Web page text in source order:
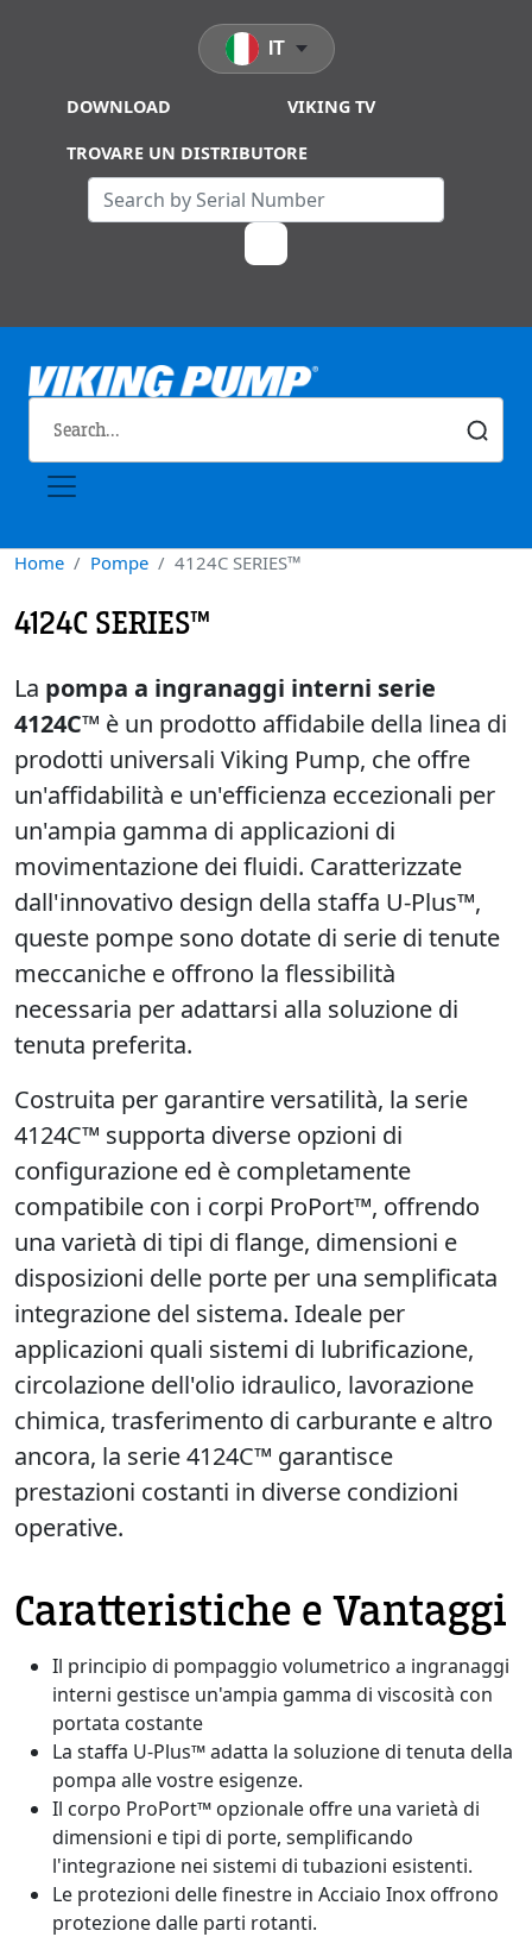
DOWNLOAD VIKING TV
TROVARE UN DISTRIBUTORE
IT
Home Pompe 4124C SERIES™
4124C SERIES™
La pompa a ingranaggi interni serie
4124C™ è un prodotto affidabile della linea di
prodotti universali Viking Pump, che offre
un'affidabilità e un'efficienza eccezionali per
un'ampia gamma di applicazioni di
movimentazione dei fluidi. Caratterizzate
dall'innovativo design della staffa U-Plus™,
queste pompe sono dotate di serie di tenute
meccaniche e offrono la flessibilità
necessaria per adattarsi alla soluzione di
tenuta preferita.
Costruita per garantire versatilità, la serie
4124C™ supporta diverse opzioni di
configurazione ed è completamente
compatibile con i corpi ProPort™, offrendo
una varietà di tipi di flange, dimensioni e
disposizioni delle porte per una semplificata
integrazione del sistema. Ideale per
applicazioni quali sistemi di lubrificazione,
circolazione dell'olio idraulico, lavorazione
chimica, trasferimento di carburante e altro
ancora, la serie 4124C™ garantisce
prestazioni costanti in diverse condizioni
operative.
Caratteristiche e Vantaggi
Il principio di pompaggio volumetrico a ingranaggi
interni gestisce un'ampia gamma di viscosità con
portata costante
La staffa U-Plus™ adatta la soluzione di tenuta della
pompa alle vostre esigenze.
Il corpo ProPort™ opzionale offre una varietà di
dimensioni e tipi di porte, semplificando
l'integrazione nei sistemi di tubazioni esistenti.
Le protezioni delle finestre in Acciaio Inox offrono
protezione dalle parti rotanti.